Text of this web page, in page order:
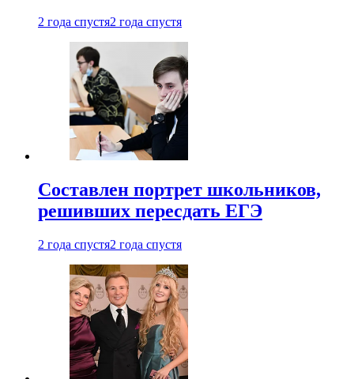
2 года спустя2 года спустя
Составлен портрет школьников,
решивших пересдать ЕГЭ
2 года спустя2 года спустя